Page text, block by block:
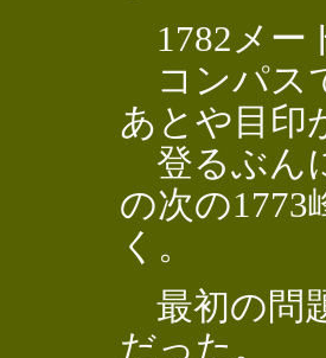
1782メー
コンパス
あとや目印
登るぶん
の次の
く。
最初の問
だった。